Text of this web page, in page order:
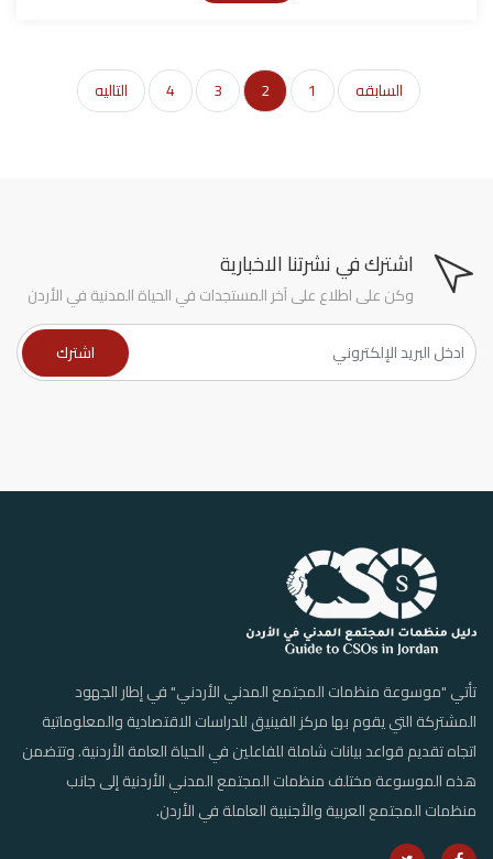
السابقه 1
2
3
4 التاليه
اشترك في نشرتنا الاخبارية
وكن على اطلاع على آخر المستجدات في الحياة المدنية في الأردن
تأتي "موسوعة منظمات المجتمع المدني الأردني" في إطار الجهود
المشتركة التي يقوم بها مركز الفينيق للدراسات الاقتصادية والمعلوماتية
اتجاه تقديم قواعد بيانات شاملة للفاعلين في الحياة العامة الأردنية. وتتضمن
هذه الموسوعة مختلف منظمات المجتمع المدني الأردنية إلى جانب
منظمات المجتمع العربية والأجنبية العاملة في الأردن.